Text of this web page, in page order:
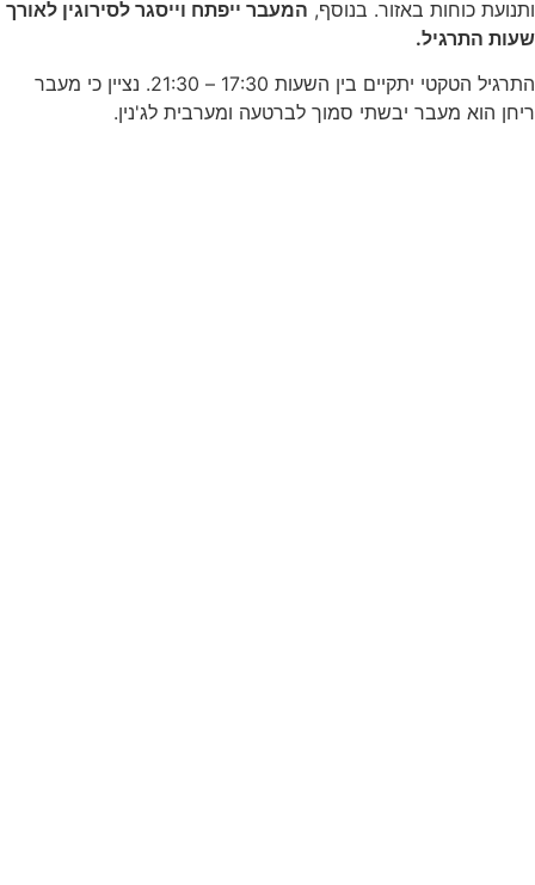
ותנועת כוחות באזור. בנוסף, המעבר ייפתח וייסגר לסירוגין לאורך
שעות התרגיל.
התרגיל הטקטי יתקיים בין השעות 17:30 – 21:30. נציין כי מעבר
ריחן הוא מעבר יבשתי סמוך לברטעה ומערבית לג'נין.